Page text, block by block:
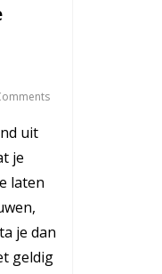
uit
je
laten
je dan
geldig